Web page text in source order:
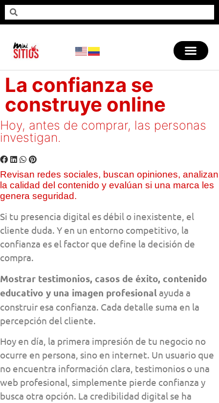
La confianza se
construye online
Hoy, antes de comprar, las personas
investigan.
Revisan redes sociales, buscan opiniones, analizan
la calidad del contenido y evalúan si una marca les
genera seguridad.
Si tu presencia digital es débil o inexistente, el
cliente duda. Y en un entorno competitivo, la
confianza es el factor que define la decisión de
compra.
Mostrar testimonios, casos de éxito, contenido
educativo y una imagen profesional ayuda a
construir esa confianza. Cada detalle suma en la
percepción del cliente.
Hoy en día, la primera impresión de tu negocio no
ocurre en persona, sino en internet. Un usuario que
no encuentra información clara, testimonios o una
web profesional, simplemente pierde confianza y
busca otra opción. La credibilidad digital se ha